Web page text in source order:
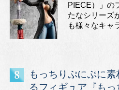
PIECE）」の
たなシリーズ
も様々なキャ
もっちりぷにぷに
るフィギュア『も